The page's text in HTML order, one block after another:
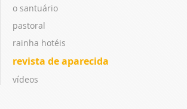
o santuário
pastoral
rainha hotéis
revista de aparecida
vídeos